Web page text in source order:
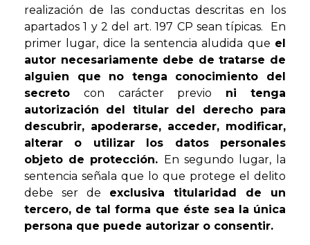
realización de las conductas descritas en los
apartados 1 y 2 del art. 197 CP sean típicas. En
primer lugar, dice la sentencia aludida que el
autor necesariamente debe de tratarse de
alguien que no tenga conocimiento del
secretocon carácter previo ni tenga
autorización del titular del derecho para
descubrir, apoderarse, acceder, modificar,
alterar o utilizar los datos personales
objeto de protección. En segundo lugar, la
sentencia señala que lo que protege el delito
debe ser de exclusiva titularidad de un
tercero, de tal forma que éste sea la única
persona que puede autorizar o consentir.